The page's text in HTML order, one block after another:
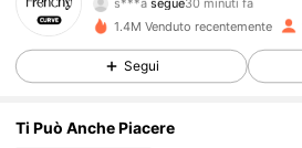
m***ksta navigando
4.83
183K Follower
1.4M Venduto recentemente
Segui
Ti Può Anche Piacere